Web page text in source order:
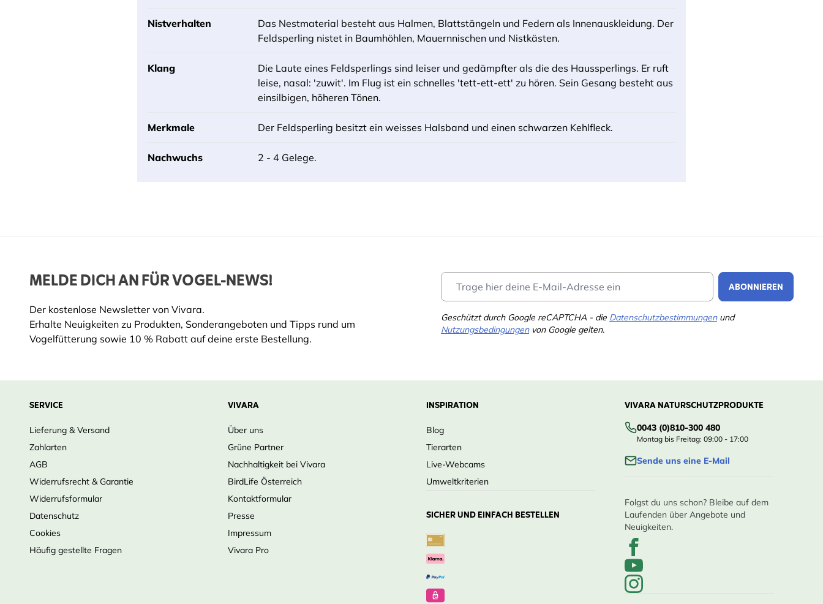
Nistverhalten
Das Nestmaterial besteht aus Halmen, Blattstängeln und Federn als Innenauskleidung. Der
Feldsperling nistet in Baumhöhlen, Mauernnischen und Nistkästen.
Klang
Die Laute eines Feldsperlings sind leiser und gedämpfter als die des Haussperlings. Er ruft
leise, nasal: 'zuwit'. Im Flug ist ein schnelles 'tett-ett-ett' zu hören. Sein Gesang besteht aus
einsilbigen, höheren Tönen.
Merkmale Der Feldsperling besitzt ein weisses Halsband und einen schwarzen Kehlfleck.
Nachwuchs 2 - 4 Gelege.
MELDE DICH AN FÜR VOGEL-NEWS!
Der kostenlose Newsletter von Vivara.
Erhalte Neuigkeiten zu Produkten, Sonderangeboten und Tipps rund um
Vogelfütterung sowie 10 % Rabatt auf deine erste Bestellung.
ABONNIEREN
Geschützt durch Google reCAPTCHA - die Datenschutzbestimmungenund
Nutzungsbedingungenvon Google gelten.
SERVICE
Lieferung & Versand
Zahlarten
AGB
Widerrufsrecht & Garantie
Widerrufsformular
Datenschutz
Cookies
Häufig gestellte Fragen
VIVARA
Über uns
Grüne Partner
Nachhaltigkeit bei Vivara
BirdLife Österreich
Kontaktformular
Presse
Impressum
Vivara Pro
INSPIRATION
Blog
Tierarten
Live-Webcams
Umweltkriterien
SICHER UND EINFACH BESTELLEN
VIVARA NATURSCHUTZPRODUKTE
0043 (0)810-300 480
Montag bis Freitag: 09:00 - 17:00
Sende uns eine E-Mail
Folgst du uns schon? Bleibe auf dem
Laufenden über Angebote und
Neuigkeiten.